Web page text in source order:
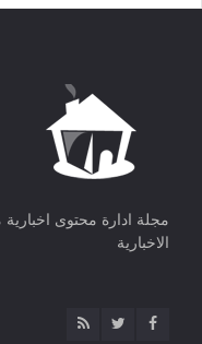
مجلة ادارة محتوى اخبارية
الاخبارية